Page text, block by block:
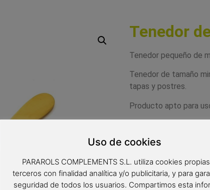
Tenedor
Tenedor pequeño de
Tenedor de tamaño
tapas y postres.
Producto apto para
La madera de boj es
utensilio en un
la madera de boj, no
así molestas
Medidas 16x 2.5 cm
Uso de cookies
PARAROLS COMPLEMENTS S.L. utiliza cookies
terceros con finalidad analítica y/o publicitaria, y para
seguridad de todos los usuarios. Compartimos esta